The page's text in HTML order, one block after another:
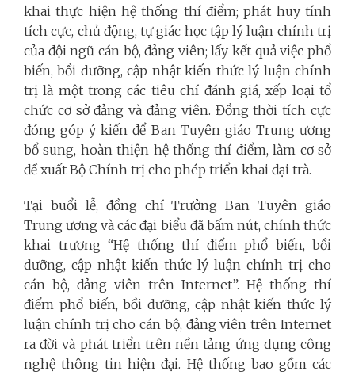
khai thực hiện hệ thống thí điểm; phát huy tính
tích cực, chủ động, tự giác học tập lý luận chính trị
của đội ngũ cán bộ, đảng viên; lấy kết quả việc phổ
biến, bồi dưỡng, cập nhật kiến thức lý luận chính
trị là một trong các tiêu chí đánh giá, xếp loại tổ
chức cơ sở đảng và đảng viên. Đồng thời tích cực
đóng góp ý kiến để Ban Tuyên giáo Trung ương
bổ sung, hoàn thiện hệ thống thí điểm, làm cơ sở
đề xuất Bộ Chính trị cho phép triển khai đại trà.
Tại buổi lễ, đồng chí Trưởng Ban Tuyên giáo
Trung ương và các đại biểu đã bấm nút, chính thức
khai trương “Hệ thống thí điểm phổ biến, bồi
dưỡng, cập nhật kiến thức lý luận chính trị cho
cán bộ, đảng viên trên Internet”. Hệ thống thí
điểm phổ biến, bồi dưỡng, cập nhật kiến thức lý
luận chính trị cho cán bộ, đảng viên trên Internet
ra đời và phát triển trên nền tảng ứng dụng công
nghệ thông tin hiện đại. Hệ thống bao gồm các